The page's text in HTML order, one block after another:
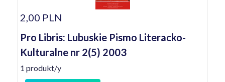
2,00 PLN
Pro Libris: Lubuskie Pismo Literacko-
Kulturalne nr 2(5) 2003
1 produkt/y